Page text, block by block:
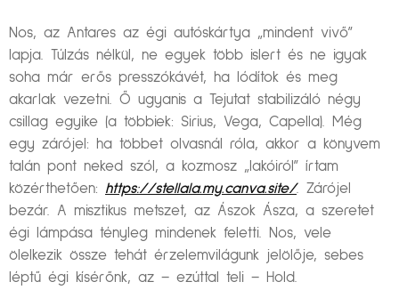
Nos, az Antares az égi autóskártya „mindent vivő”
lapja. Túlzás nélkül, ne egyek több islert és ne igyak
soha már erős presszókávét, ha lódítok és meg
akarlak vezetni. Ő ugyanis a Tejutat stabilizáló négy
csillag egyike (a többiek: Sirius, Vega, Capella). Még
egy zárójel: ha többet olvasnál róla, akkor a könyvem
talán pont neked szól, a kozmosz „lakóiról” írtam
közérthetően: https://stellala.my.canva.site/. Zárójel
bezár. A misztikus metszet, az Ászok Ásza, a szeretet
égi lámpása tényleg mindenek feletti. Nos, vele
ölelkezik össze tehát érzelemvilágunk jelölője, sebes
léptű égi kísérőnk, az – ezúttal teli – Hold.